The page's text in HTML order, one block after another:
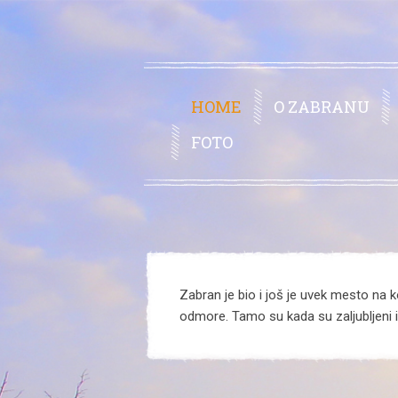
HOME
O ZABRANU
FOTO
Zabran je bio i još je uvek mesto na
odmore. Tamo su kada su zaljubljeni